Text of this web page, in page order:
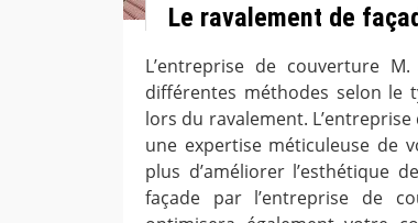
Le ravalement de
L’entreprise de couverture
différentes méthodes selon le
lors du ravalement.
une expertise méticuleuse de
plus d’améliorer l’esthétique
façade par l’entreprise de